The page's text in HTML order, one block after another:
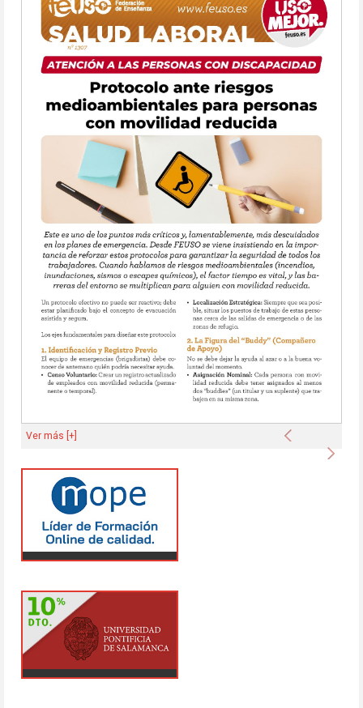
Anterior
Ver más [+]